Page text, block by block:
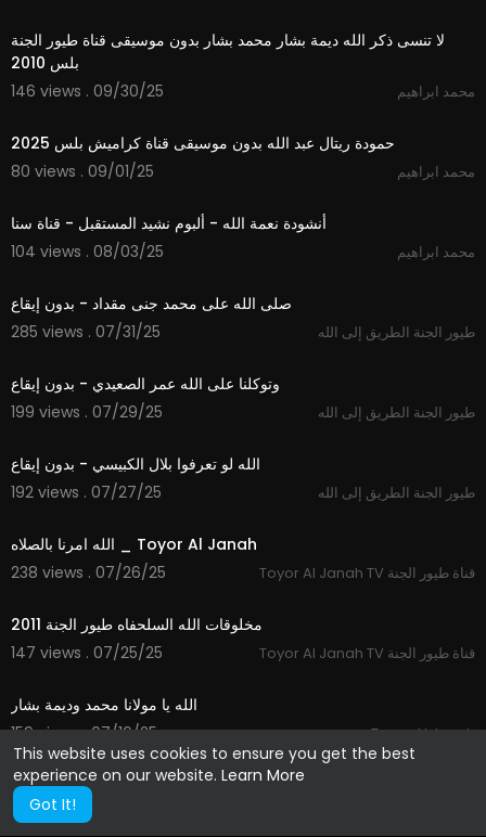
This website uses cookies to ensure you get the best
experience on our website. Learn More
Got It!
لا تنسى ذكر الله ديمة بشار محمد بشار بدون موسيقى قناة طيور الجنة
بلس 2010
146 views . 09/30/25
محمد ابراهيم
حمودة ريتال عبد الله بدون موسيقى قناة كراميش بلس 2025
80 views . 09/01/25
محمد ابراهيم
أنشودة نعمة الله - ألبوم نشيد المستقبل - قناة سنا
104 views . 08/03/25
محمد ابراهيم
صلى الله على محمد جنى مقداد - بدون إيقاع
285 views . 07/31/25
طيور الجنة الطريق إلى الله
وتوكلنا على الله عمر الصعيدي - بدون إيقاع
199 views . 07/29/25
طيور الجنة الطريق إلى الله
الله لو تعرفوا بلال الكبيسي - بدون إيقاع
192 views . 07/27/25
طيور الجنة الطريق إلى الله
الله امرنا بالصلاه _ Toyor Al Janah
238 views . 07/26/25
Toyor Al Janah TV قناة طيور الجنة
مخلوقات الله السلحفاه طيور الجنة 2011
147 views . 07/25/25
Toyor Al Janah TV قناة طيور الجنة
الله يا مولانا محمد وديمة بشار
159 views . 07/16/25
Toyor Al Janah